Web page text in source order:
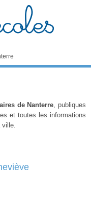
de Nanterre, publiques
et toutes les informations
ville.